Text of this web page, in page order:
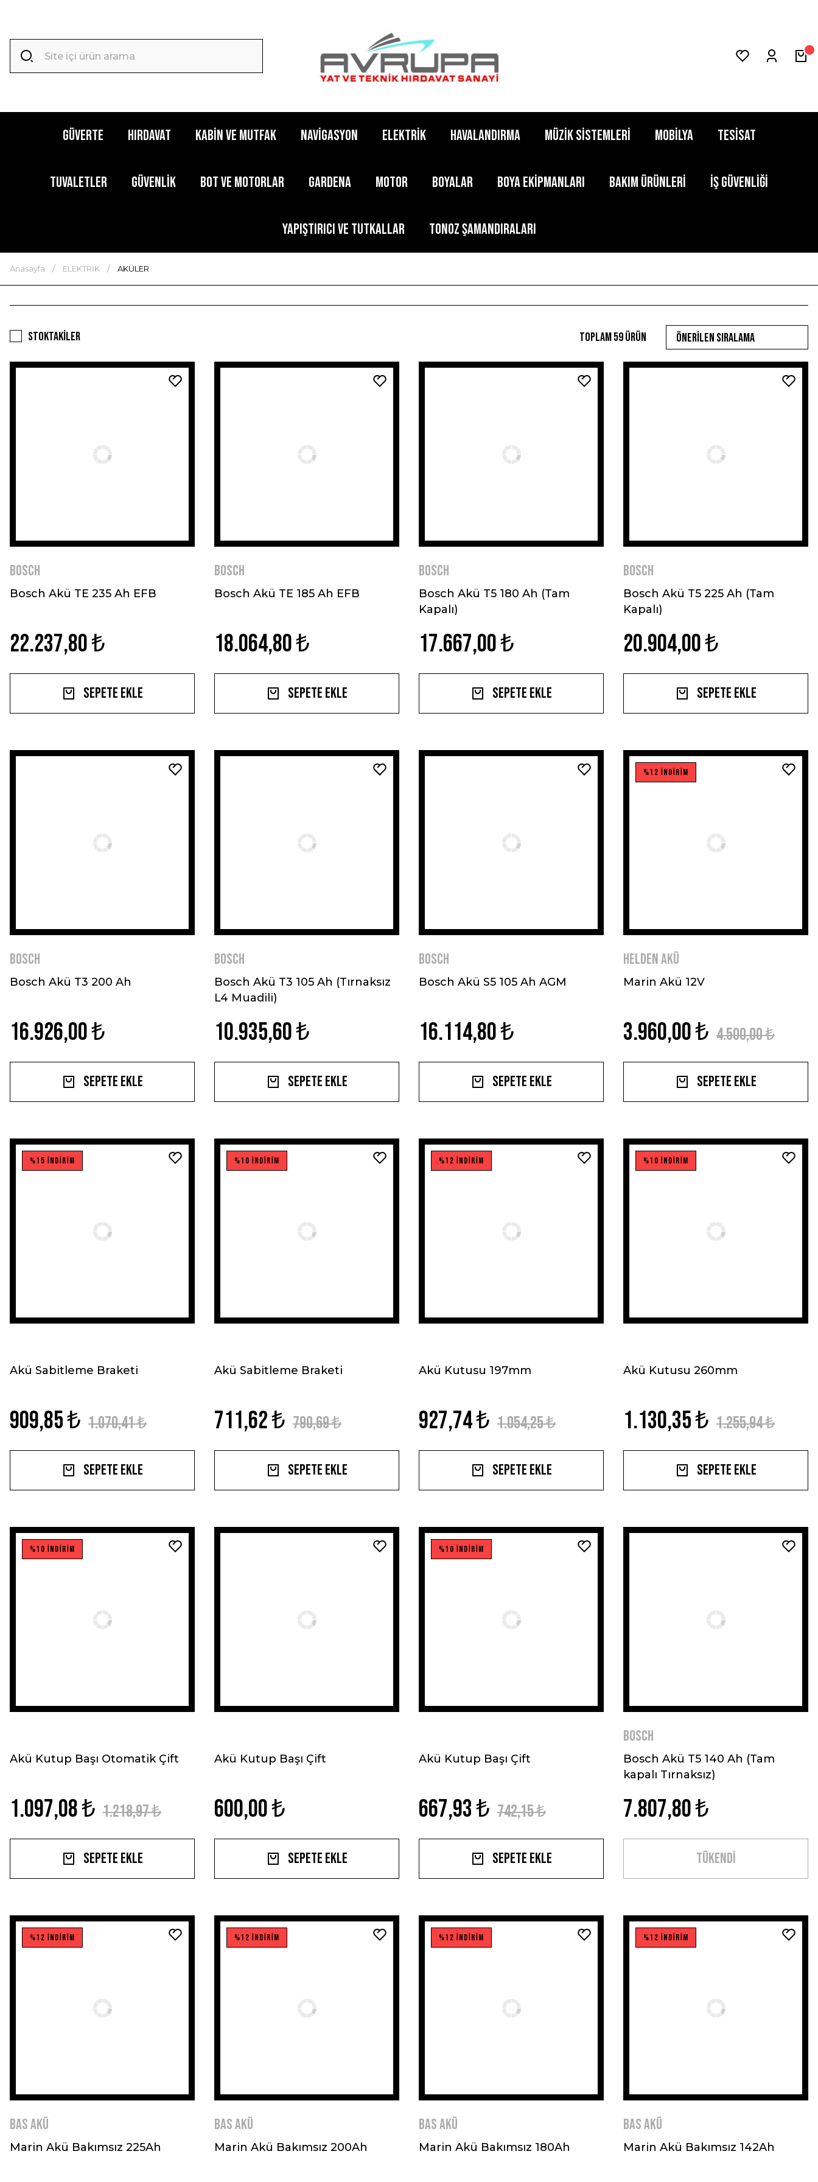
GÜVERTE HIRDAVAT KABİN ve MUTFAK NAVİGASYON ELEKTRİK HAVALANDIRMA MÜZİK SİSTEMLERİ MOBİLYA TESİSAT
TUVALETLER GÜVENLİK BOT ve MOTORLAR GARDENA MOTOR BOYALAR BOYA EKİPMANLARI BAKIM ÜRÜNLERİ İŞ GÜVENLİĞİ
YAPIŞTIRICI ve TUTKALLAR TONOZ ŞAMANDIRALARI
Anasayfa ELEKTRİK AKÜLER
Stoktakiler Toplam 59 ürün
BOSCH
Bosch Akü TE 235 Ah EFB
22.237,80 ₺
Sepete Ekle
BOSCH
Bosch Akü TE 185 Ah EFB
18.064,80 ₺
Sepete Ekle
BOSCH
Bosch Akü T5 180 Ah (Tam
Kapalı)
17.667,00 ₺
Sepete Ekle
BOSCH
Bosch Akü T5 225 Ah (Tam
Kapalı)
20.904,00 ₺
Sepete Ekle
BOSCH
Bosch Akü T3 200 Ah
16.926,00 ₺
Sepete Ekle
BOSCH
Bosch Akü T3 105 Ah (Tırnaksız
L4 Muadili)
10.935,60 ₺
Sepete Ekle
BOSCH
Bosch Akü S5 105 Ah AGM
16.114,80 ₺
Sepete Ekle
%12 İNDİRİM
HELDEN AKÜ
Marin Akü 12V
3.960,00 ₺ 4.500,00 ₺
Sepete Ekle
%15 İNDİRİM
Akü Sabitleme Braketi
909,85 ₺ 1.070,41 ₺
Sepete Ekle
%10 İNDİRİM
Akü Sabitleme Braketi
711,62 ₺ 790,69 ₺
Sepete Ekle
%12 İNDİRİM
Akü Kutusu 197mm
927,74 ₺ 1.054,25 ₺
Sepete Ekle
%10 İNDİRİM
Akü Kutusu 260mm
1.130,35 ₺ 1.255,94 ₺
Sepete Ekle
%10 İNDİRİM
Akü Kutup Başı Otomatik Çift
1.097,08 ₺ 1.218,97 ₺
Sepete Ekle
Akü Kutup Başı Çift
600,00 ₺
Sepete Ekle
%10 İNDİRİM
Akü Kutup Başı Çift
667,93 ₺ 742,15 ₺
Sepete Ekle
BOSCH
Bosch Akü T5 140 Ah (Tam
kapalı Tırnaksız)
7.807,80 ₺
TÜKENDİ
%12 İNDİRİM
BAS AKÜ
Marin Akü Bakımsız 225Ah
%12 İNDİRİM
BAS AKÜ
Marin Akü Bakımsız 200Ah
%12 İNDİRİM
BAS AKÜ
Marin Akü Bakımsız 180Ah
%12 İNDİRİM
BAS AKÜ
Marin Akü Bakımsız 142Ah